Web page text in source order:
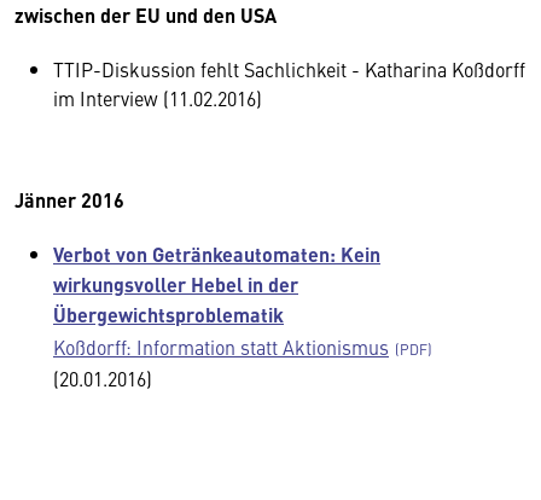
zwischen der EU und den USA
TTIP-Diskussion fehlt Sachlichkeit - Katharina Koßdorff
im Interview (11.02.2016)
Jänner 2016
Verbot von Getränkeautomaten: Kein
wirkungsvoller Hebel in der
Übergewichtsproblematik
Koßdorff: Information statt Aktionismus
(20.01.2016)